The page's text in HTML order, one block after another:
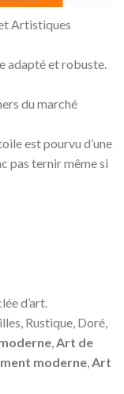
Artistiques
adapté et robuste.
du marché
est pourvu d’une
pas ternir même si
d’art.
Rustique, Doré,
Art de
moderne Art